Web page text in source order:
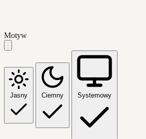
Motyw
Jasny Ciemny Systemowy